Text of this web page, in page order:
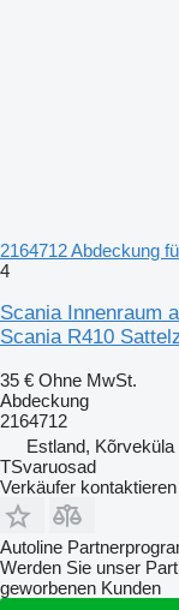
2164712 Abdeckung
4
Scania Innenraum
Scania R410
35 € Ohne MwSt.
Abdeckung
2164712
Estland, Kõrveküla
TSvaruosad
Verkäufer kontaktieren
Autoline
Werden Sie unser
geworbenen Kunden